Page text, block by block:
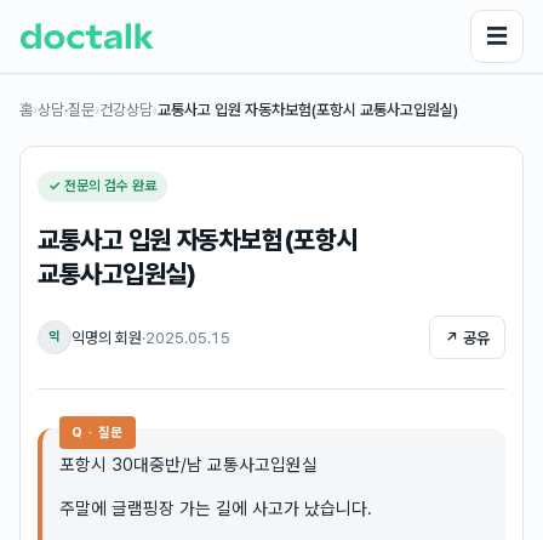
☰
홈›상담·질문›건강상담›교통사고 입원 자동차보험(포항시 교통사고입원실)
✓ 전문의 검수 완료
교통사고 입원 자동차보험(포항시
교통사고입원실)
익 익명의 회원·2025.05.15 ↗ 공유
Q · 질문
포항시 30대중반/남 교통사고입원실
주말에 글램핑장 가는 길에 사고가 났습니다.